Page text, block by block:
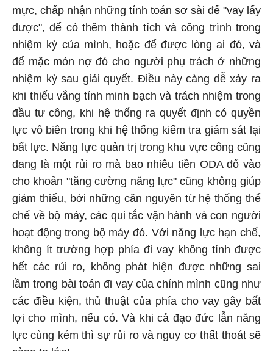
mực, chấp nhận những tính toán sơ sài để "vay lấy
được", để có thêm thành tích và công trình trong
nhiệm kỳ của mình, hoặc để được lòng ai đó, và
để mặc món nợ đó cho người phụ trách ở những
nhiệm kỳ sau giải quyết. Điều này càng dễ xảy ra
khi thiếu vắng tính minh bạch và trách nhiệm trong
đầu tư công, khi hệ thống ra quyết định có quyền
lực vô biên trong khi hệ thống kiểm tra giám sát lại
bất lực. Năng lực quản trị trong khu vực công cũng
đang là một rủi ro mà bao nhiêu tiền ODA đổ vào
cho khoản "tăng cường năng lực" cũng không giúp
giảm thiểu, bởi những căn nguyên từ hệ thống thể
chế về bộ máy, các qui tắc vận hành và con người
hoạt động trong bộ máy đó. Với năng lực hạn chế,
không ít trường hợp phía đi vay không tính được
hết các rủi ro, không phát hiện được những sai
lầm trong bài toán đi vay của chính mình cũng như
các điều kiện, thủ thuật của phía cho vay gây bất
lợi cho mình, nếu có. Và khi cả đạo đức lẫn năng
lực cùng kém thì sự rủi ro và nguy cơ thất thoát sẽ